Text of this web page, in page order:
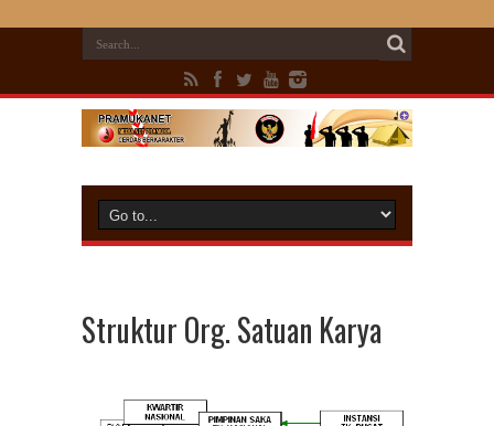
Struktur Org. Satuan Karya